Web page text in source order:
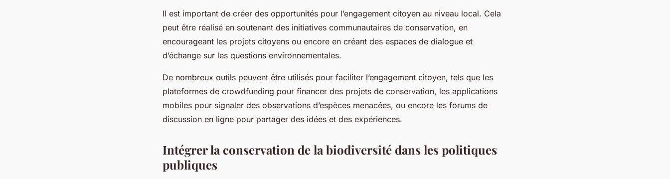
Il est important de créer des opportunités pour l’engagement citoyen au niveau local. Cela
peut être réalisé en soutenant des initiatives communautaires de conservation, en
encourageant les projets citoyens ou encore en créant des espaces de dialogue et
d’échange sur les questions environnementales.
De nombreux outils peuvent être utilisés pour faciliter l’engagement citoyen, tels que les
plateformes de crowdfunding pour financer des projets de conservation, les applications
mobiles pour signaler des observations d’espèces menacées, ou encore les forums de
discussion en ligne pour partager des idées et des expériences.
Intégrer la conservation de la biodiversité dans les politiques
publiques